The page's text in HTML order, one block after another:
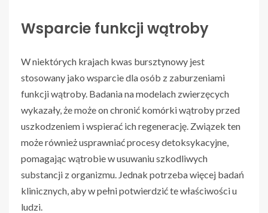
Wsparcie funkcji wątroby
W niektórych krajach kwas bursztynowy jest
stosowany jako wsparcie dla osób z zaburzeniami
funkcji wątroby. Badania na modelach zwierzęcych
wykazały, że może on chronić komórki wątroby przed
uszkodzeniem i wspierać ich regenerację. Związek ten
może również usprawniać procesy detoksykacyjne,
pomagając wątrobie w usuwaniu szkodliwych
substancji z organizmu. Jednak potrzeba więcej badań
klinicznych, aby w pełni potwierdzić te właściwości u
ludzi.